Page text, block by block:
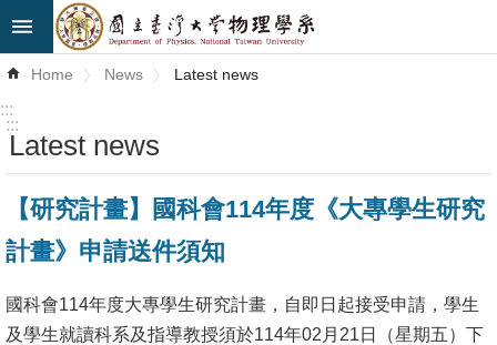
Skip to main content
Advanced
Search
News
About
Us
Talks
Home News Latest news
:::
:::
Latest news
【研究計畫】國科會114年度《大專學生研究
計畫》申請送件須知
國科會114年度大專學生研究計畫，自即日起接受申請，學生
及學生就讀科系及指導教授須於114年02月21日（星期五）下